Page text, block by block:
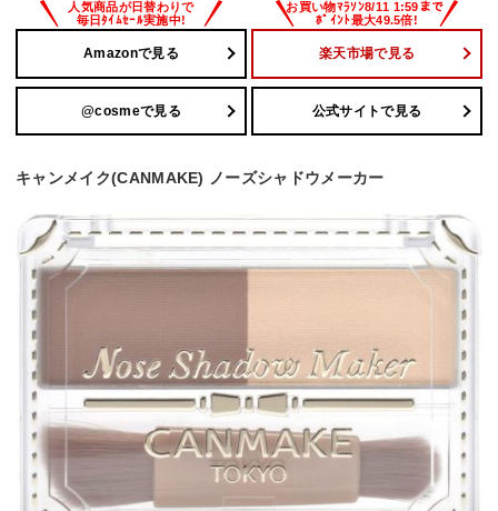
Amazonで見る 楽天市場で見る
@cosmeで見る 公式サイトで見る
キャンメイク(CANMAKE) ノーズシャドウメーカー